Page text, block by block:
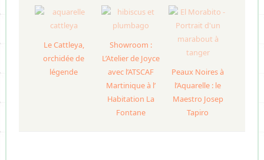
Le Cattleya,
orchidée de
légende
Showroom :
L’Atelier de Joyce
avec l’ATSCAF
Martinique à l’
Habitation La
Fontane
Peaux Noires à
l’Aquarelle : le
Maestro Josep
Tapiro